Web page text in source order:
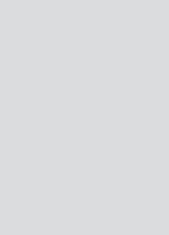
robots
colis de
est équipée
programme
couvrant 900
Cigéo,•
pour l'accès
souterrain,•
avec des
laboratoire